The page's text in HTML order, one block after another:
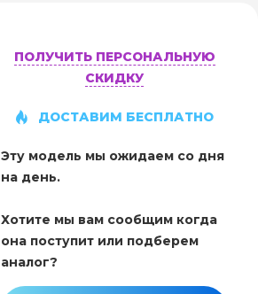
ПОЛУЧИТЬ ПЕРСОНАЛЬНУЮ
СКИДКУ
ДОСТАВИМ БЕСПЛАТНО
Эту модель мы ожидаем со дня
на день.
Хотите мы вам сообщим когда
она поступит или подберем
аналог?